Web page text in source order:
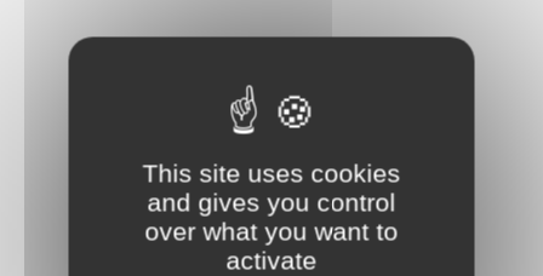
This site uses cookies
and gives you control
over what you want to
activate